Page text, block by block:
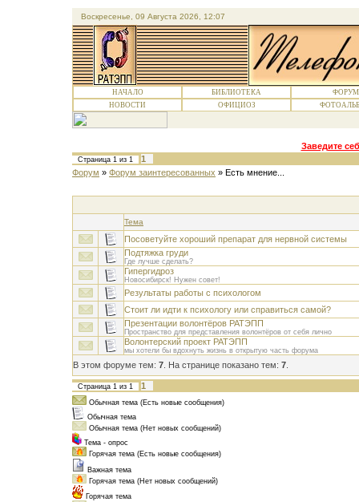
Воскресенье, 09 Августа 2026, 12:07
НАЧАЛО БИБЛИОТЕКА
ФОРУМ
НОВОСТИ
ОФИЦИОЗ
Заведите
Страница 1 из 1
1
Форум » Форум заинтересованных » Есть мнение...
Тема
Посоветуйте хороший препарат для нервной системы
Подтяжка груди
Где лучше сделать?
Гипергидроз
Новосибирск! Нужен совет!
Результаты работы с психологом
Стоит ли идти к психологу или справиться самой?
Презентации волонтёров РАТЭПП
Пространство для представления волонтёров от себя лично
Волонтерский проект РАТЭПП
мы хотели бы вдохнуть жизнь в открытую часть форума
В этом форуме тем: 7 . На странице показано тем: 7
Страница 1 из 1 1
Обычная тема (Есть новые сообщения)
Обычная тема
Обычная тема (Нет новых сообщений)
Тема - опрос
Горячая тема (Есть новые сообщения)
Важная тема
Горячая тема (Нет новых сообщений)
Горячая тема